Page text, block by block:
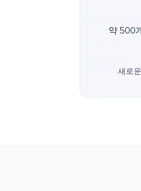
약 500
새로